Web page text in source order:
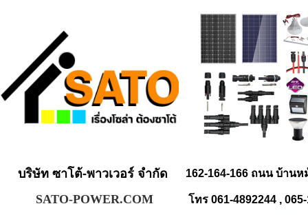
บริษัท ซาโต้-พาวเวอร์ จำกัด 162-164-166 ถนน บ้าน
SATO-POWER.COM โทร 061-4892244 ,